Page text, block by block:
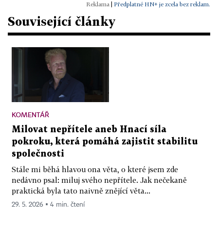
Předplatné HN+ je zcela bez reklam.
Související články
KOMENTÁŘ
Milovat nepřítele aneb Hnací síla
pokroku, která pomáhá zajistit stabilitu
společnosti
Stále mi běhá hlavou ona věta, o které jsem zde
nedávno psal: miluj svého nepřítele. Jak nečekaně
praktická byla tato naivně znějící věta...
29. 5. 2026 ▪ 4 min. čtení